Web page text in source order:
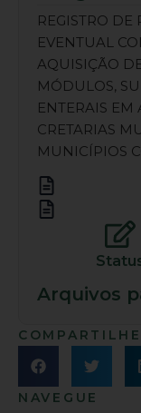
REGISTRO DE
EVENTUAL
AQUISIÇÃO
MÓDULOS,
ENTERAIS EM
CRETARIAS
MUNICÍPIOS
Arquivos
COMPARTILHE
NAVEGUE